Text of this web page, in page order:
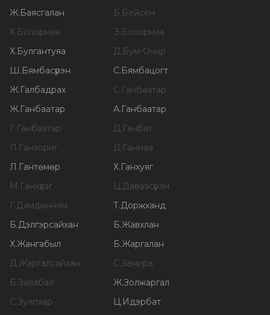
Ж.Баясгалан Б.Бейсен
Х.Болормаа Э.Болормаа
Х.Булгантуяа Д.Бум-Очир
Ш.Бямбасүрэн С.Бямбацогт
Ж.Галбадрах С.Ганбаатар
Ж.Ганбаатар А.Ганбаатар
Г.Ганбаатар Д.Ганбат
П.Ганзориг Д.Ганмаа
Л.Гантөмөр Х.Ганхуяг
М.Ганхүлэг Ц.Даваасүрэн
Г.Дамдинням Т.Доржханд
Б.Дэлгэрсайхан Б.Жавхлан
Х.Жангабыл Б.Жаргалан
Д.Жаргалсайхан С.Замира
Б.Заяабал Ж.Золжаргал
С.Зулпхар Ц.Идэрбат